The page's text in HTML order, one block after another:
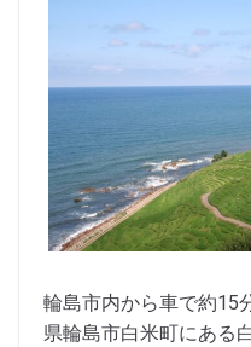
輪島市内から車で約15
県輪島市白米町にある